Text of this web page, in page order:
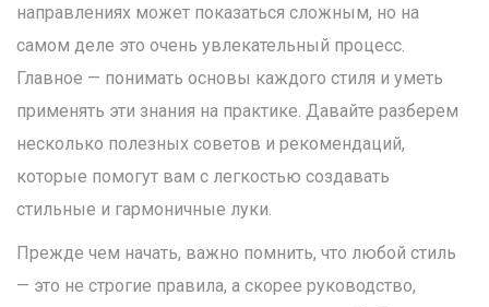
направлениях может показаться сложным, но на
самом деле это очень увлекательный процесс.
Главное — понимать основы каждого стиля и уметь
применять эти знания на практике. Давайте разберем
несколько полезных советов и рекомендаций,
которые помогут вам с легкостью создавать
стильные и гармоничные луки.
Прежде чем начать, важно помнить, что любой стиль
— это не строгие правила, а скорее руководство,